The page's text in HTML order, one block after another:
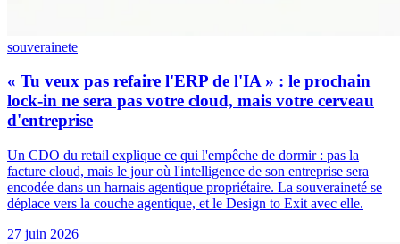
souverainete
« Tu veux pas refaire l'ERP de l'IA » : le prochain
lock-in ne sera pas votre cloud, mais votre cerveau
d'entreprise
Un CDO du retail explique ce qui l'empêche de dormir : pas la
facture cloud, mais le jour où l'intelligence de son entreprise sera
encodée dans un harnais agentique propriétaire. La souveraineté se
déplace vers la couche agentique, et le Design to Exit avec elle.
27 juin 2026